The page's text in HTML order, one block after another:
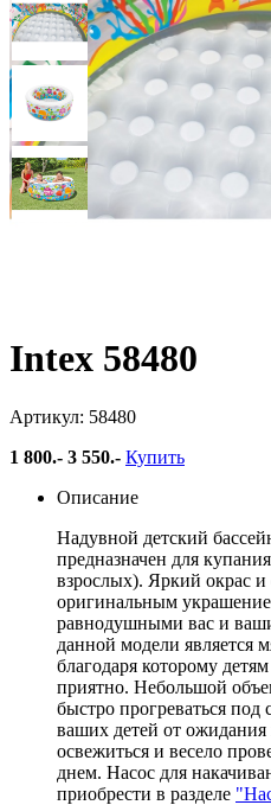
Intex 58480
Артикул: 58480
1 800.- 3 550.- Купить
Описание
Надувной детский
предназначен для
взрослых). Яркий окрас и
оригинальным
равнодушными вас и
данной модели является
благодаря которому
приятно. Небольшой
быстро прогреваться
ваших детей от
освежиться и весело
днем. Насос для
приобрести в разделе